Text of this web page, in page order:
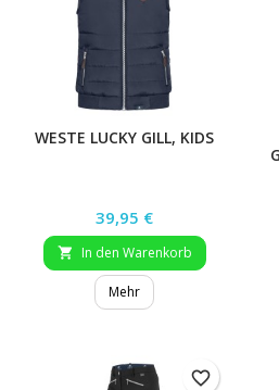
WESTE LUCKY GILL, KIDS
Preis
39,95 €
 In den Warenkorb
Mehr
favorite_border